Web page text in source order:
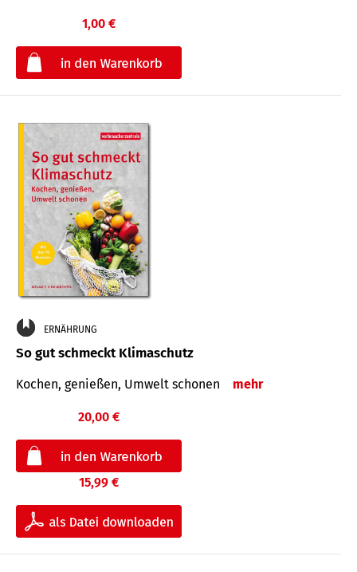
1,00 €
ERNÄHRUNG
So gut schmeckt Klimaschutz
Kochen, genießen, Umwelt schonen mehr
20,00 €
15,99 €